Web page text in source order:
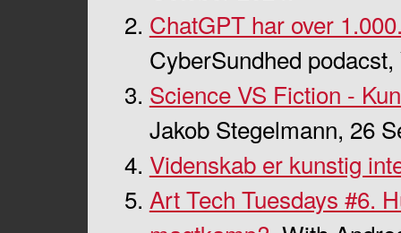
ChatGPT har over
CyberSundhed
Science VS Fiction -
Jakob Stegelmann, 26
Videnskab er kunstig
Art Tech Tuesdays #6.